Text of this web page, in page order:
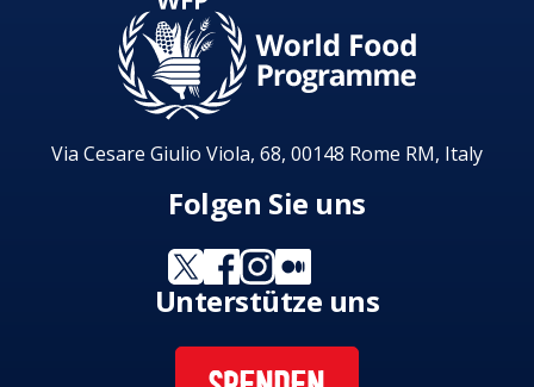
Via Cesare Giulio Viola, 68, 00148 Rome RM, Italy
Folgen Sie uns
Unterstütze uns